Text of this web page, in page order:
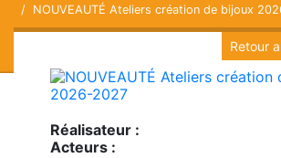
NOUVEAUTÉ Ateliers création de bijoux
Retour
Réalisateur :
Acteurs :